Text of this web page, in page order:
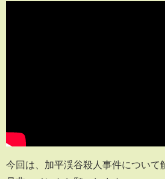
今回は、加平渓谷殺人事件について